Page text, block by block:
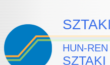
HUN-REN
SZTAKI